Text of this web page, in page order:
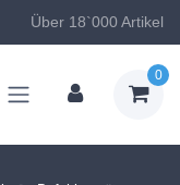
Über 18`000 Artikel
0